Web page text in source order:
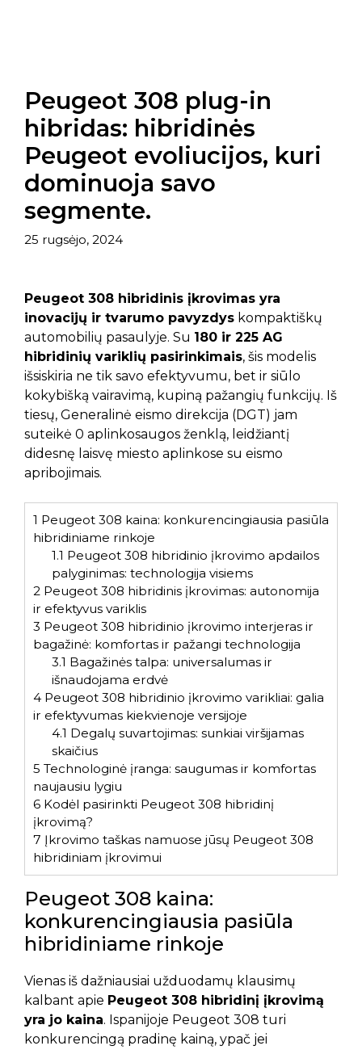
Peugeot 308 plug-in
hibridas: hibridinės
Peugeot evoliucijos, kuri
dominuoja savo
segmente.
25 rugsėjo, 2024
Peugeot 308 hibridinis įkrovimas yra
inovacijų ir tvarumo pavyzdys kompaktiškų
automobilių pasaulyje. Su 180 ir 225 AG
hibridinių variklių pasirinkimais, šis modelis
išsiskiria ne tik savo efektyvumu, bet ir siūlo
kokybišką vairavimą, kupiną pažangių funkcijų. Iš
tiesų, Generalinė eismo direkcija (DGT) jam
suteikė 0 aplinkosaugos ženklą, leidžiantį
didesnę laisvę miesto aplinkose su eismo
apribojimais.
1 Peugeot 308 kaina: konkurencingiausia pasiūla
hibridiniame rinkoje
1.1 Peugeot 308 hibridinio įkrovimo apdailos
palyginimas: technologija visiems
2 Peugeot 308 hibridinis įkrovimas: autonomija
ir efektyvus variklis
3 Peugeot 308 hibridinio įkrovimo interjeras ir
bagažinė: komfortas ir pažangi technologija
3.1 Bagažinės talpa: universalumas ir
išnaudojama erdvė
4 Peugeot 308 hibridinio įkrovimo varikliai: galia
ir efektyvumas kiekvienoje versijoje
4.1 Degalų suvartojimas: sunkiai viršijamas
skaičius
5 Technologinė įranga: saugumas ir komfortas
naujausiu lygiu
6 Kodėl pasirinkti Peugeot 308 hibridinį
įkrovimą?
7 Įkrovimo taškas namuose jūsų Peugeot 308
hibridiniam įkrovimui
Peugeot 308 kaina:
konkurencingiausia pasiūla
hibridiniame rinkoje
Vienas iš dažniausiai užduodamų klausimų
kalbant apie Peugeot 308 hibridinį įkrovimą
yra jo kaina. Ispanijoje Peugeot 308 turi
konkurencingą pradinę kainą, ypač jei